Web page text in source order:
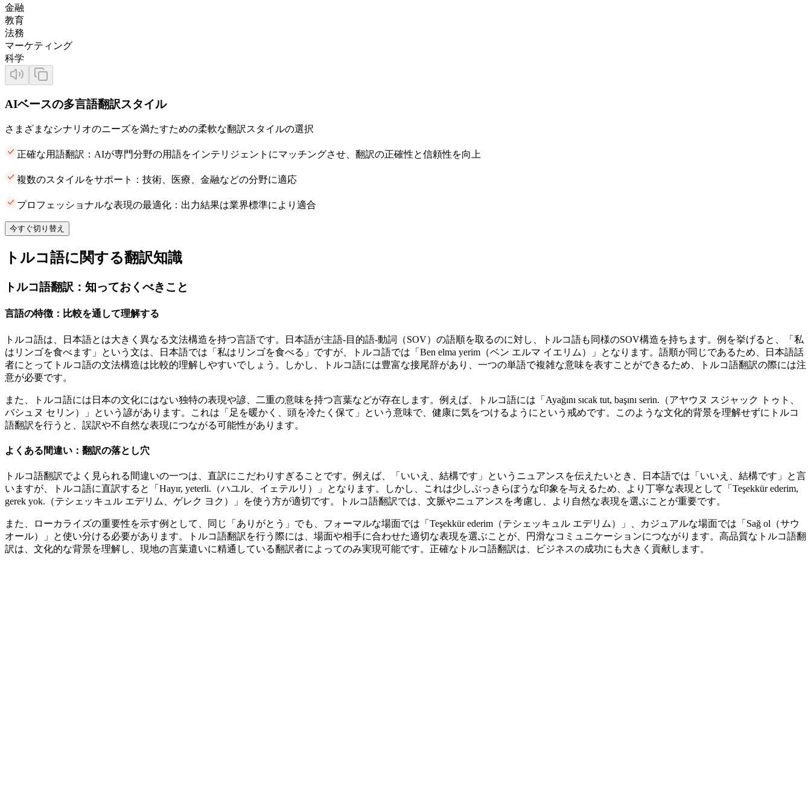
金融
教育
法務
マーケティング
科学
AIベースの多言語翻訳スタイル
さまざまなシナリオのニーズを満たすための柔軟な翻訳スタイルの選択
正確な用語翻訳：AIが専門分野の用語をインテリジェントにマッチングさせ、翻訳の正確性と信頼性を向上
複数のスタイルをサポート：技術、医療、金融などの分野に適応
プロフェッショナルな表現の最適化：出力結果は業界標準により適合
今すぐ切り替え
トルコ語に関する翻訳知識
トルコ語翻訳：知っておくべきこと
言語の特徴：比較を通して理解する
トルコ語は、日本語とは大きく異なる文法構造を持つ言語です。日本語が主語-目的語-動詞（SOV）の語順を取るのに対し、トルコ語も同様のSOV構造を持ちます。例を挙げると、「私
はリンゴを食べます」という文は、日本語では「私はリンゴを食べる」ですが、トルコ語では「Ben elma yerim（ベン エルマ イエリム）」となります。語順が同じであるため、日本語話
者にとってトルコ語の文法構造は比較的理解しやすいでしょう。しかし、トルコ語には豊富な接尾辞があり、一つの単語で複雑な意味を表すことができるため、トルコ語翻訳の際には注
意が必要です。
また、トルコ語には日本の文化にはない独特の表現や諺、二重の意味を持つ言葉などが存在します。例えば、トルコ語には「Ayağını sıcak tut, başını serin.（アヤウヌ スジャック トゥト、
バシュヌ セリン）」という諺があります。これは「足を暖かく、頭を冷たく保て」という意味で、健康に気をつけるようにという戒めです。このような文化的背景を理解せずにトルコ
語翻訳を行うと、誤訳や不自然な表現につながる可能性があります。
よくある間違い：翻訳の落とし穴
トルコ語翻訳でよく見られる間違いの一つは、直訳にこだわりすぎることです。例えば、「いいえ、結構です」というニュアンスを伝えたいとき、日本語では「いいえ、結構です」と言
いますが、トルコ語に直訳すると「Hayır, yeterli.（ハユル、イェテルリ）」となります。しかし、これは少しぶっきらぼうな印象を与えるため、より丁寧な表現として「Teşekkür ederim,
gerek yok.（テシェッキュル エデリム、ゲレク ヨク）」を使う方が適切です。トルコ語翻訳では、文脈やニュアンスを考慮し、より自然な表現を選ぶことが重要です。
また、ローカライズの重要性を示す例として、同じ「ありがとう」でも、フォーマルな場面では「Teşekkür ederim（テシェッキュル エデリム）」、カジュアルな場面では「Sağ ol（サウ
オール）」と使い分ける必要があります。トルコ語翻訳を行う際には、場面や相手に合わせた適切な表現を選ぶことが、円滑なコミュニケーションにつながります。高品質なトルコ語翻
訳は、文化的な背景を理解し、現地の言葉遣いに精通している翻訳者によってのみ実現可能です。正確なトルコ語翻訳は、ビジネスの成功にも大きく貢献します。